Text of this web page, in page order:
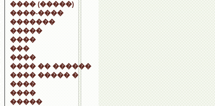
���� (�����)
����-����
�������
�����
����
���
����
���� �� ������
���� ����� �
����
����
�����